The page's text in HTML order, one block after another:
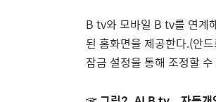
B tv와 모바일 B tv를 연계
된 홈화면을 제공한다.(안
잠금 설정을 통해 조정할